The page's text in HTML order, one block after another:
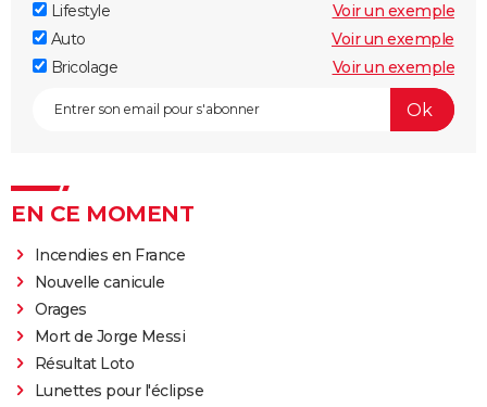
Lifestyle
Voir un exemple
Auto
Voir un exemple
Bricolage
Voir un exemple
EN CE MOMENT
Incendies en France
Nouvelle canicule
Orages
Mort de Jorge Messi
Résultat Loto
Lunettes pour l'éclipse